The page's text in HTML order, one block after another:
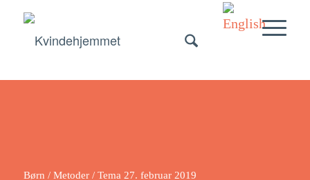
Børn / Metoder / Tema 27. februar 2019